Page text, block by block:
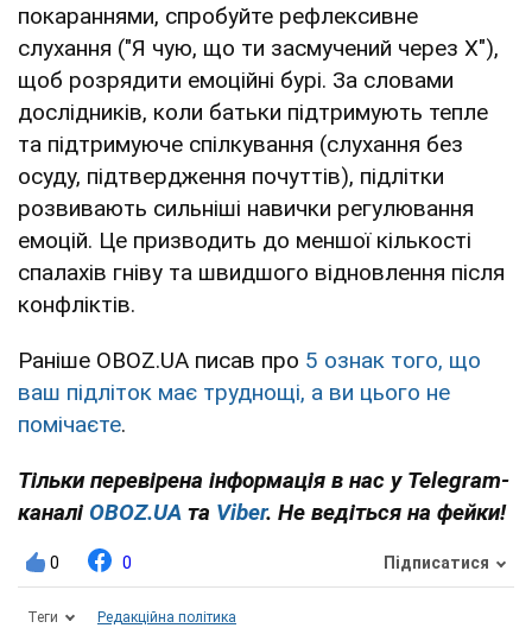
покараннями, спробуйте рефлексивне
слухання ("Я чую, що ти засмучений через X"),
щоб розрядити емоційні бурі. За словами
дослідників, коли батьки підтримують тепле
та підтримуюче спілкування (слухання без
осуду, підтвердження почуттів), підлітки
розвивають сильніші навички регулювання
емоцій. Це призводить до меншої кількості
спалахів гніву та швидшого відновлення після
конфліктів.
Раніше OBOZ.UA писав про 5 ознак того, що
ваш підліток має труднощі, а ви цього не
помічаєте.
Тільки перевірена інформація в нас у Telegram-
каналі OBOZ.UA та Viber. Не ведіться на фейки!
0 0 Підписатися
Теги Редакційна політика